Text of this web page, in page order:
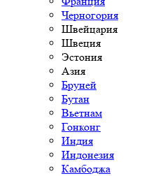
Черногория
Швейцария
Швеция
Эстония
Азия
Бруней
Бутан
Вьетнам
Гонконг
Индия
Индонезия
Камбоджа